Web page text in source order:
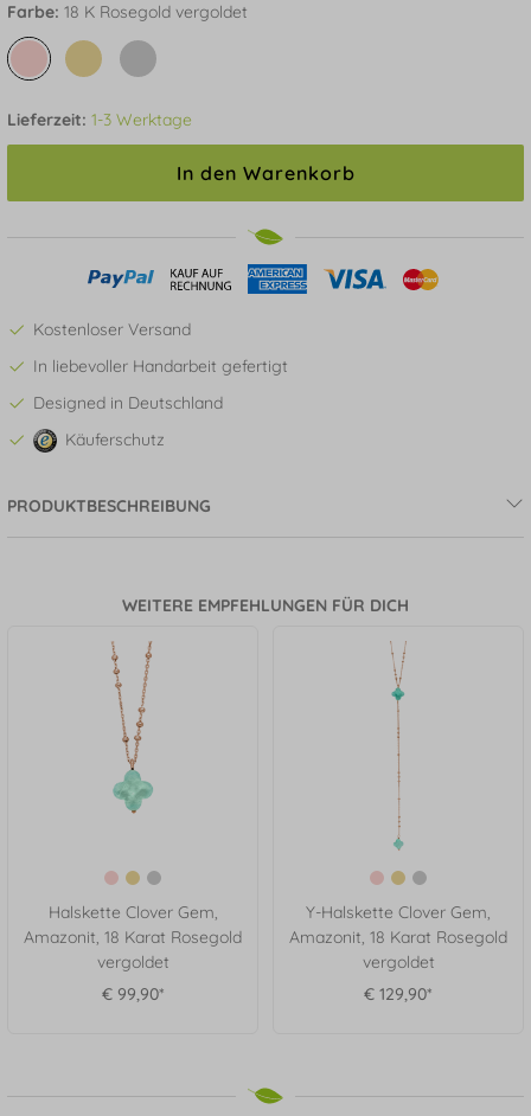
Farbe: 18 K Rosegold vergoldet
Lieferzeit: 1-3 Werktage
In den Warenkorb
Kostenloser Versand
In liebevoller Handarbeit gefertigt
Designed in Deutschland
Käuferschutz
PRODUKTBESCHREIBUNG
WEITERE EMPFEHLUNGEN FÜR DICH
Halskette Clover Gem,
Amazonit, 18 Karat Rosegold
vergoldet
€ 99,90*
Y-Halskette Clover Gem,
Amazonit, 18 Karat Rosegold
vergoldet
€ 129,90*